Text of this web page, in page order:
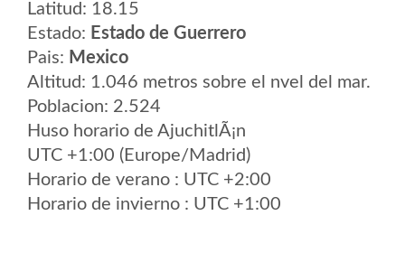
Latitud: 18.15
Estado: Estado de Guerrero
Pais: Mexico
Altitud: 1.046 metros sobre el nvel del mar.
Poblacion: 2.524
Huso horario de AjuchitlÃ¡n
UTC +1:00 (Europe/Madrid)
Horario de verano : UTC +2:00
Horario de invierno : UTC +1:00